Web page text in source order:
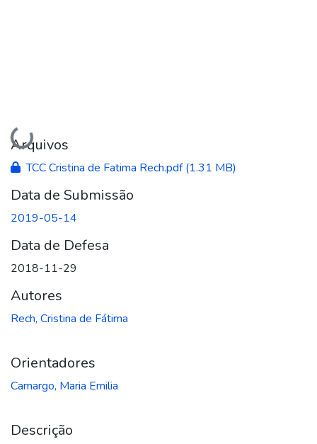
Carregando...
Arquivos
TCC Cristina de Fatima Rech.pdf(1.31 MB)
Data de Submissão
2019-05-14
Data de Defesa
2018-11-29
Autores
Rech, Cristina de Fátima
Orientadores
Camargo, Maria Emilia
Descrição